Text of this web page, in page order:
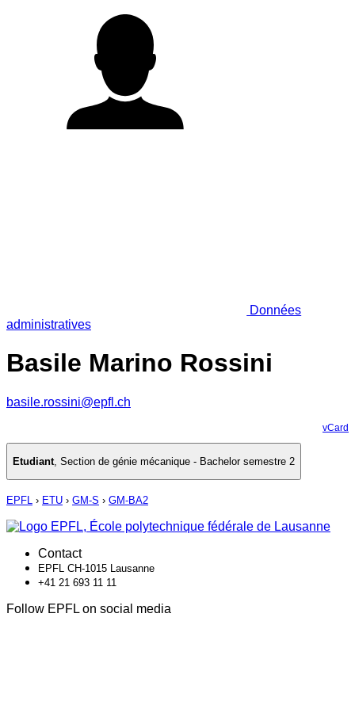
Données
administratives
Basile Marino Rossini
basile.rossini@epfl.ch
vCard
Etudiant, Section de génie mécanique - Bachelor semestre 2
EPFL › ETU › GM-S › GM-BA2
Contact
EPFL CH-1015 Lausanne
+41 21 693 11 11
Follow EPFL on social media